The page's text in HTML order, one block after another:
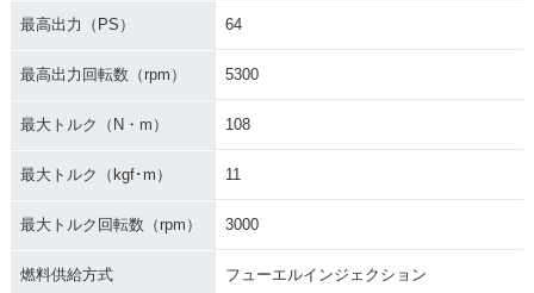
最高出力（PS） 64
最高出力回転数（rpm） 5300
最大トルク（N・m） 108
最大トルク（kgf･m） 11
最大トルク回転数（rpm） 3000
燃料供給方式 フューエルインジェクション